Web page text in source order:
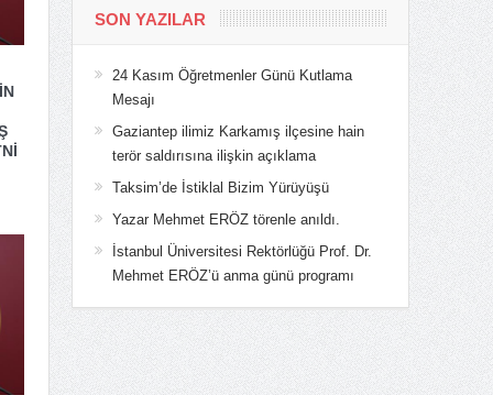
SON YAZILAR
24 Kasım Öğretmenler Günü Kutlama
Mesajı
Gaziantep ilimiz Karkamış ilçesine hain
terör saldırısına ilişkin açıklama
Taksim’de İstiklal Bizim Yürüyüşü
Yazar Mehmet ERÖZ törenle anıldı.
İstanbul Üniversitesi Rektörlüğü Prof. Dr.
Mehmet ERÖZ’ü anma günü programı